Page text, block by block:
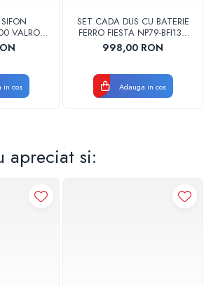
VALROM
in cos
SET CADA DUS CU BATERIE
FERRO FIESTA NP79-BFI13U
CROM
998,00 RON
Adauga in cos
apreciat si: